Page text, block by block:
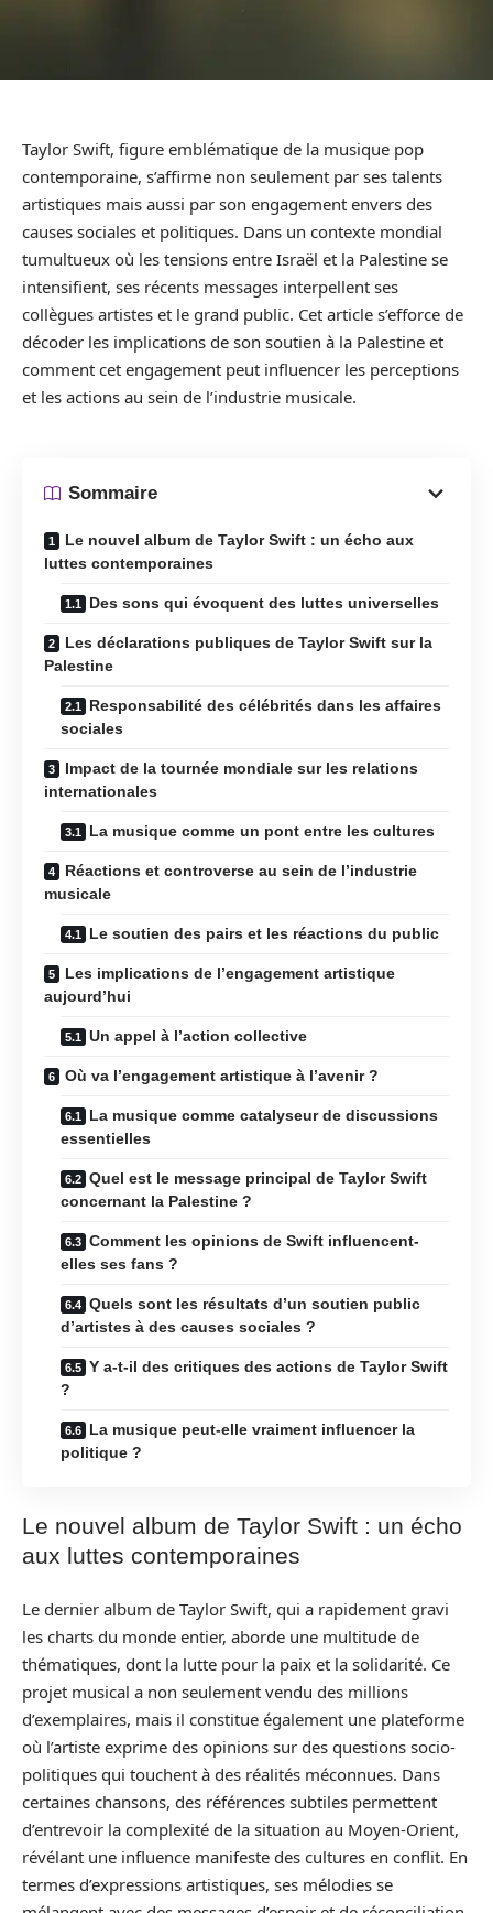
Taylor Swift, figure emblématique de la musique pop
contemporaine, s’affirme non seulement par ses talents
artistiques mais aussi par son engagement envers des
causes sociales et politiques. Dans un contexte mondial
tumultueux où les tensions entre Israël et la Palestine se
intensifient, ses récents messages interpellent ses
collègues artistes et le grand public. Cet article s’efforce de
décoder les implications de son soutien à la Palestine et
comment cet engagement peut influencer les perceptions
et les actions au sein de l’industrie musicale.
Sommaire
Le nouvel album de Taylor Swift : un écho aux
luttes contemporaines
Des sons qui évoquent des luttes universelles
Les déclarations publiques de Taylor Swift sur la
Palestine
Responsabilité des célébrités dans les affaires
sociales
Impact de la tournée mondiale sur les relations
internationales
La musique comme un pont entre les cultures
Réactions et controverse au sein de l’industrie
musicale
Le soutien des pairs et les réactions du public
Les implications de l’engagement artistique
aujourd’hui
Un appel à l’action collective
Où va l’engagement artistique à l’avenir ?
La musique comme catalyseur de discussions
essentielles
Quel est le message principal de Taylor Swift
concernant la Palestine ?
Comment les opinions de Swift influencent-
elles ses fans ?
Quels sont les résultats d’un soutien public
d’artistes à des causes sociales ?
Y a-t-il des critiques des actions de Taylor Swift
?
La musique peut-elle vraiment influencer la
politique ?
Le nouvel album de Taylor Swift : un écho
aux luttes contemporaines
Le dernier album de Taylor Swift, qui a rapidement gravi
les charts du monde entier, aborde une multitude de
thématiques, dont la lutte pour la paix et la solidarité. Ce
projet musical a non seulement vendu des millions
d’exemplaires, mais il constitue également une plateforme
où l’artiste exprime des opinions sur des questions socio-
politiques qui touchent à des réalités méconnues. Dans
certaines chansons, des références subtiles permettent
d’entrevoir la complexité de la situation au Moyen-Orient,
révélant une influence manifeste des cultures en conflit. En
termes d’expressions artistiques, ses mélodies se